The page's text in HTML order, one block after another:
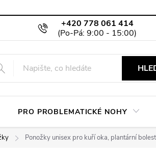
+420 778 061 414
Podmínky ochrany osobních údajů
PRO PROBLEMATICKÉ NOHY
Ponožky unisex pro kuří oka, plantární